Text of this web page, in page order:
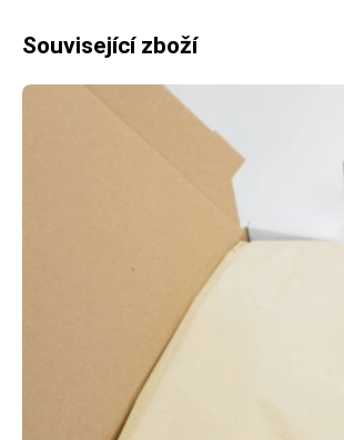
Související zboží